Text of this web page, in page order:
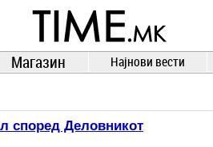
TIME.mk
ВЕСТИ
NEWS
Магазин Најнови вести
според Деловникот